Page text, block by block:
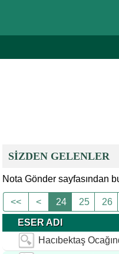
SİZDEN GELENLER
Nota Gönder sayfasından
<< < 24 25 26
ESER ADI
Hacıbektaş